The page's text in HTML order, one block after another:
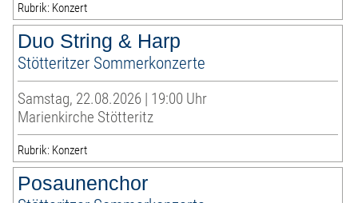
Rubrik: Konzert
Duo String & Harp
Stötteritzer Sommerkonzerte
Samstag, 22.08.2026 | 19:00 Uhr
Marienkirche Stötteritz
Rubrik: Konzert
Posaunenchor